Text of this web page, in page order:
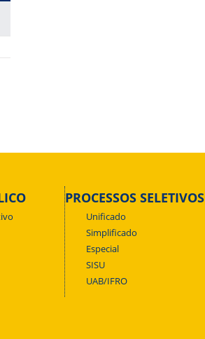
PROCESSOS SELETIVOS
Unificado
Simplificado
Especial
SISU
UAB/IFRO